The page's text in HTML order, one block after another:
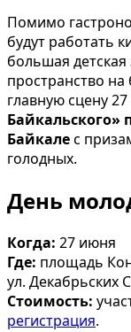
Помимо
будут работать
большая
пространство на
главную сцену
Байкальского»
Байкалес
голодных.
День
Когда: 27 июня
Где: площадь
ул. Декабрьских
Стоимость:
регистрация.